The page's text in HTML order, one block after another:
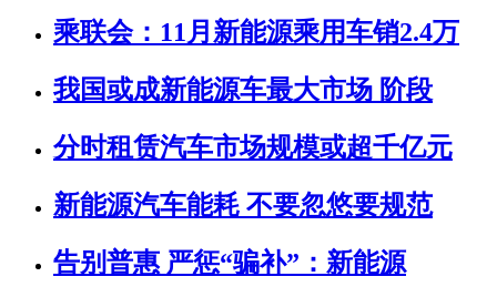
乘联会：11月新能源乘用车销2.4万
我国或成新能源车最大市场 阶段
分时租赁汽车市场规模或超千亿元
新能源汽车能耗 不要忽悠要规范
告别普惠 严惩“骗补”：新能源